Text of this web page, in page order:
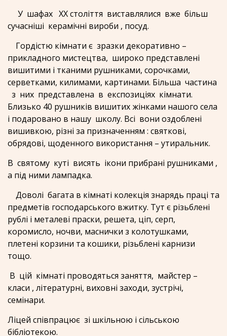
У шафах ХХ століття виставлялися вже більш
сучасніші керамічні вироби , посуд.
Гордістю кімнати є зразки декоративно –
прикладного мистецтва, широко представлені
вишитими і тканими рушниками, сорочками,
серветками, килимами, картинами. Більша частина
з них представлена в експозиціях кімнати.
Близько 40 рушників вишитих жінками нашого села
і подаровано в нашу школу. Всі вони оздоблені
вишивкою, різні за призначенням : святкові,
обрядові, щоденного використання – утиральник.
В святому куті висять ікони прибрані рушниками ,
а під ними лампадка.
Доволі багата в кімнаті колекція знарядь праці та
предметів господарського вжитку. Тут є різьблені
рублі і металеві праски, решета, ціп, серп,
коромисло, ночви, маснички з колотушками,
плетені корзини та кошики, різьблені карнизи
тощо.
В цій кімнаті проводяться заняття, майстер –
класи , літературні, виховні заходи, зустрічі,
семінари.
Ліцей співпрацює зі шкільною і сільською
бібліотекою.